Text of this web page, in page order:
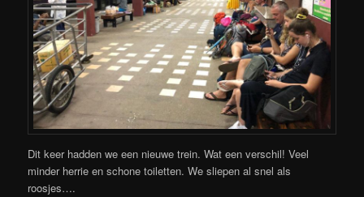
Dit keer hadden we een nieuwe trein. Wat een verschil! Veel
minder herrie en schone toiletten. We sliepen al snel als
roosjes….